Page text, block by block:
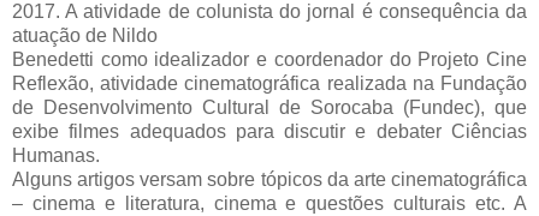
2017. A atividade de colunista do jornal é consequência da
atuação de Nildo
Benedetti como idealizador e coordenador do Projeto Cine
Reflexão, atividade cinematográfica realizada na Fundação
de Desenvolvimento Cultural de Sorocaba (Fundec), que
exibe filmes adequados para discutir e debater Ciências
Humanas.
Alguns artigos versam sobre tópicos da arte cinematográfica
– cinema e literatura, cinema e questões culturais etc. A